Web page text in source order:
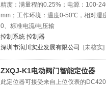
精度：满量程的0.25%；电源：100-
mm；工作环境：温度0-50℃，相对湿
0、标准电流/电压输
控制系统 控制器
深圳市润川实业发展有限公司 [未核实]
ZXQJ-K1电动阀门智能定位器
此定位器可接受来自上位仪表的